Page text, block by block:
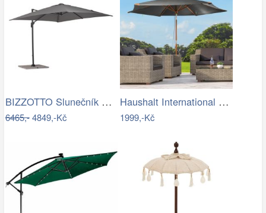
BIZZOTTO Slunečník SIVIGLIA taupe 3x3m
6465,-4849,-Kč
Haushalt International Dřevěný…
1999,-Kč